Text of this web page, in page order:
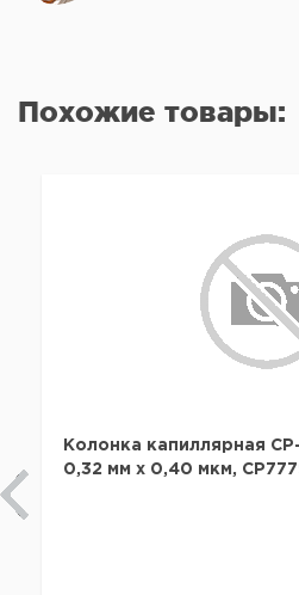
Похожие товары:
Колонка капиллярная
0,32 мм х 0,40 мкм,